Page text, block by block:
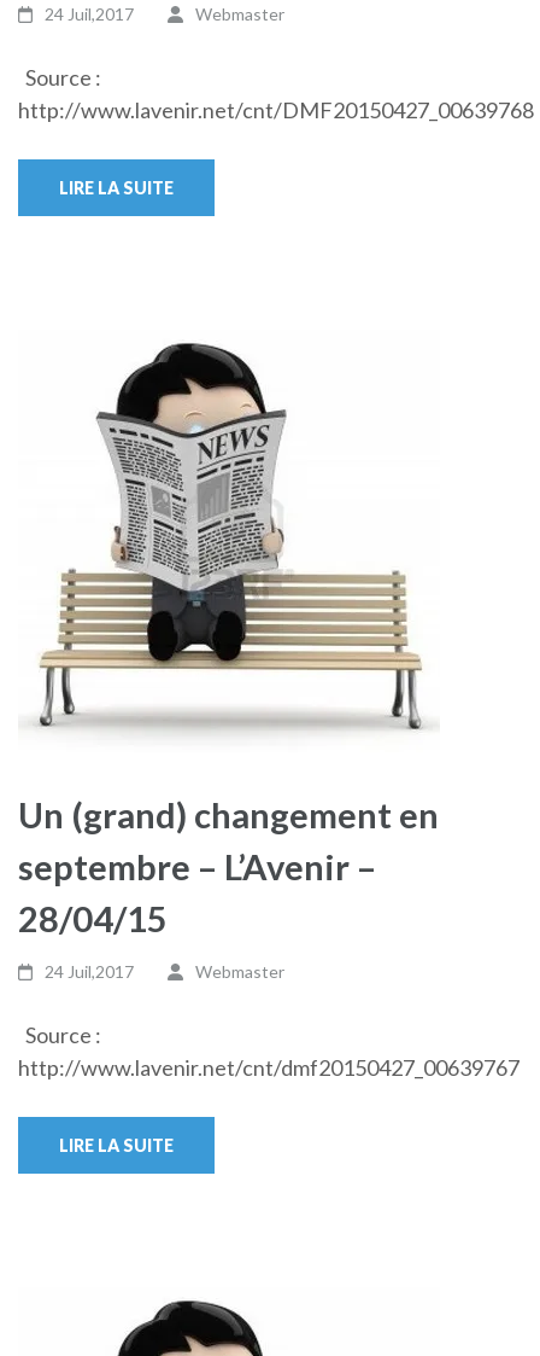
24 Juil,2017 Webmaster
Source :
http://www.lavenir.net/cnt/DMF20150427_00639768
LIRE LA SUITE
Un (grand) changement en
septembre – L’Avenir –
28/04/15
24 Juil,2017 Webmaster
Source :
http://www.lavenir.net/cnt/dmf20150427_00639767
LIRE LA SUITE